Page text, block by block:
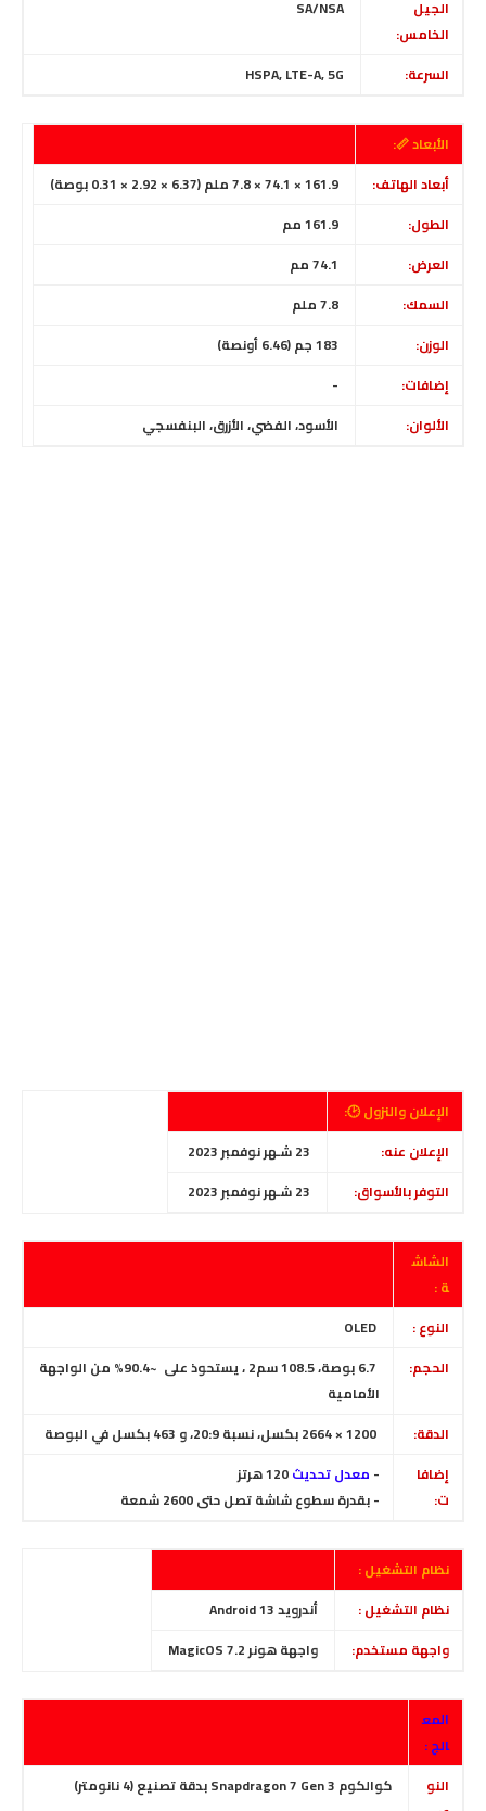
الجيل
الخامس:
SA/NSA
السرعة:
الأبعاد 📏:
أبعاد الهاتف:
161.9 × 74.1 × 7.8 ملم (6.37 × 2.92 × 0.31 بوصة)
الطول:
العرض:
74.1 مم
السمك:
7.8 ملم
الوزن:
183 جم (6.46 أونصة)
إضافات:
-
الألوان:
الأسود، الفضي، الأزرق، البنفسجي
الإعلان والنزول 🕑:
الإعلان عنه:
التوفر بالأسواق:
الشاش
ة :
النوع :
OLED
الحجم:
6.7 بوصة، 108.5 سم2 ، يستحوذ على
~90.4% من الواجهة
الأمامية
الدقة:
1200 × 2664 بكسل، نسبة 20:9 ،و 463 بكسل في البوصة
إضافا
ت:
- معدل تحديث
- بقدرة سطوع شاشة تصل حتى 2600 شمعة
نظام التشغيل :
نظام التشغيل :
أندرويد Android 13
واجهة مستخدم:
واجهة هونر MagicOS 7.2
المع
الج :
النو
كوالكوم Snapdragon 7 Gen 3 بدقة تصنيع (4 نانومتر)